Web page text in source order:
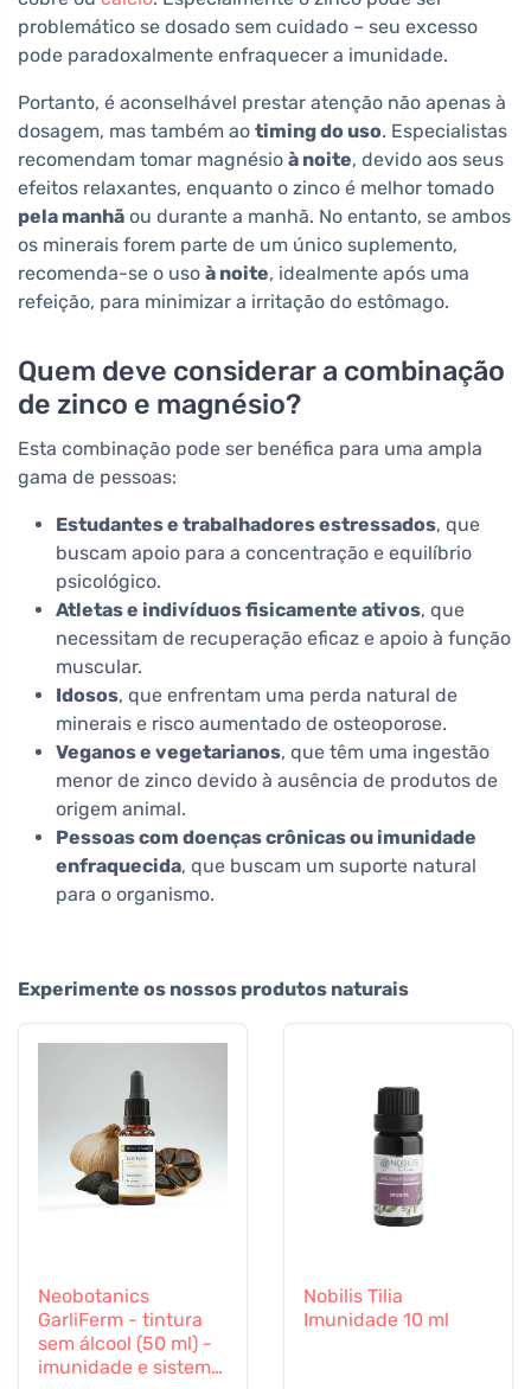
problemático se dosado sem cuidado – seu excesso
pode paradoxalmente enfraquecer a imunidade.
Portanto, é aconselhável prestar atenção não apenas à
dosagem, mas também ao timing do uso. Especialistas
recomendam tomar magnésio à noite, devido aos seus
efeitos relaxantes, enquanto o zinco é melhor tomado
pela manhã ou durante a manhã. No entanto, se ambos
os minerais forem parte de um único suplemento,
recomenda-se o uso à noite, idealmente após uma
refeição, para minimizar a irritação do estômago.
Quem deve considerar a combinação
de zinco e magnésio?
Esta combinação pode ser benéfica para uma ampla
gama de pessoas:
Estudantes e trabalhadores estressados, que
buscam apoio para a concentração e equilíbrio
psicológico.
Atletas e indivíduos fisicamente ativos, que
necessitam de recuperação eficaz e apoio à função
muscular.
Idosos, que enfrentam uma perda natural de
minerais e risco aumentado de osteoporose.
Veganos e vegetarianos, que têm uma ingestão
menor de zinco devido à ausência de produtos de
origem animal.
Pessoas com doenças crônicas ou imunidade
enfraquecida, que buscam um suporte natural
para o organismo.
Experimente os nossos produtos naturais
Neobotanics
GarliFerm - tintura
sem álcool (50 ml) -
imunidade e sistema
Nobilis Tilia
Imunidade 10 ml